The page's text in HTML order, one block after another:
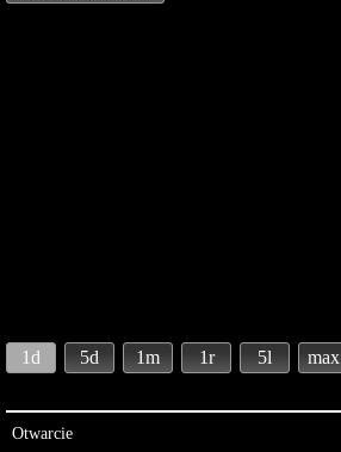
1d 5d 1m 1r 5l max
Otwarcie